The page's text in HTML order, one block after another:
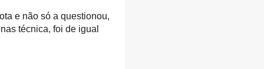
e não só a questionou,
técnica, foi de igual